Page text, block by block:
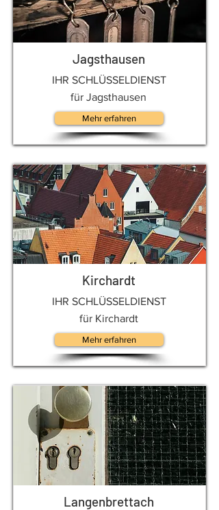
Jagsthausen
IHR SCHLÜSSELDIENST
für Jagsthausen
Mehr erfahren
Kirchardt
IHR SCHLÜSSELDIENST
für Kirchardt
Mehr erfahren
Langenbrettach